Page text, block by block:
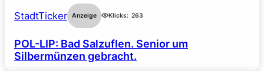
StadtTicker Anzeige Klicks: 263
POL-LIP: Bad Salzuflen. Senior um
Silbermünzen gebracht.